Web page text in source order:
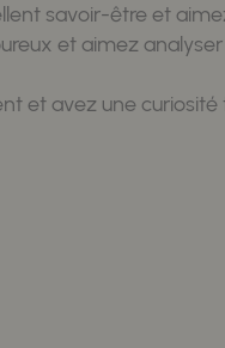
savoir-être et
et aimez
et avez une